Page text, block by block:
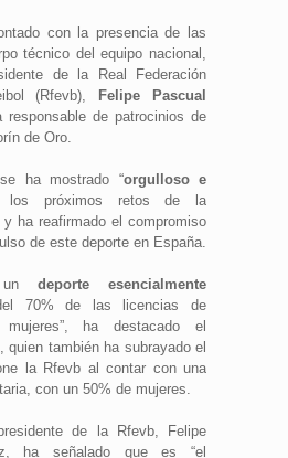
con la presencia de las
técnico del equipo nacional,
de la Real Federación
(Rfevb), Felipe Pascual
de patrocinios de
de Oro.
ha mostrado “orgulloso e
los próximos retos de la
ha reafirmado el compromiso
de este deporte en España.
un deporte esencialmente
70% de las licencias de
ha destacado el
quien también ha subrayado el
la Rfevb al contar con una
con un 50% de mujeres.
de la Rfevb, Felipe
ha señalado que es “el